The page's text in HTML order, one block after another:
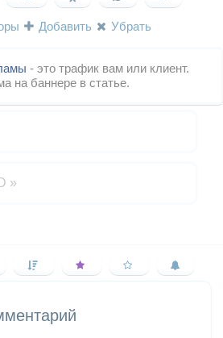
Добавить Убрать
- это трафик вам или клиент.
на баннере в статье.
»